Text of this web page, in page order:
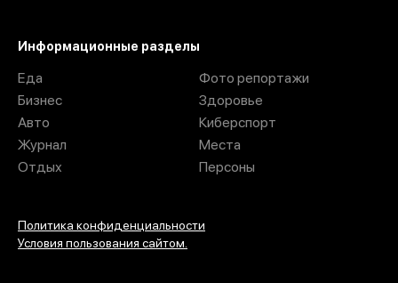
Информационные разделы
Еда
Бизнес
Авто
Журнал
Отдых
Фото репортажи
Здоровье
Киберспорт
Места
Персоны
Политика конфиденциальности
Условия пользования сайтом.